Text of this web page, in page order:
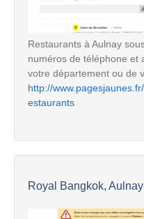
Restaurants à Aulnay
numéros de téléphone et
votre département ou de
http://
estaurants
Royal Bangkok,